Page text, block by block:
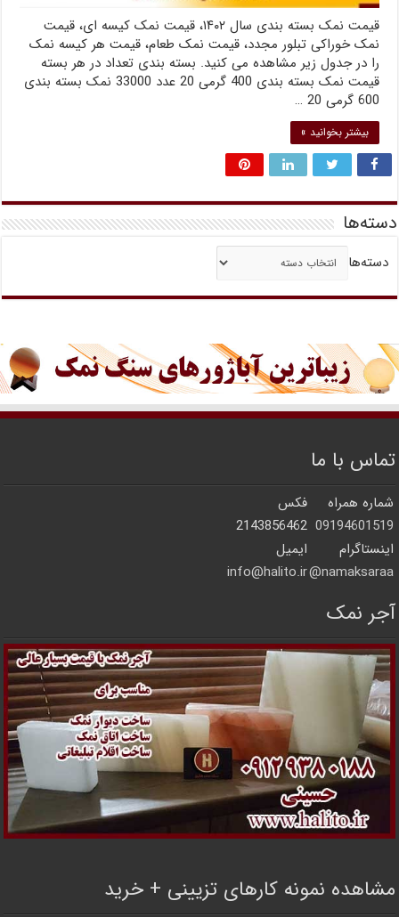
قیمت نمک بسته بندی سال ۱۴۰۲، قیمت نمک کیسه ای، قیمت
نمک خوراکی تبلور مجدد، قیمت نمک طعام، قیمت هر کیسه نمک
را در جدول زیر مشاهده می کنید. بسته بندی تعداد در هر بسته
قیمت نمک بسته بندی 400 گرمی 20 عدد 33000 نمک بسته بندی
600 گرمی 20 …
بیشتر بخوانید »
دسته‌ها
دسته‌ها
تماس با ما
شماره همراه
فکس
09194601519
2143856462
اینستاگرام
ایمیل
namaksaraa@
info@halito.ir
آجر نمک
مشاهده نمونه کارهای تزیینی + خرید